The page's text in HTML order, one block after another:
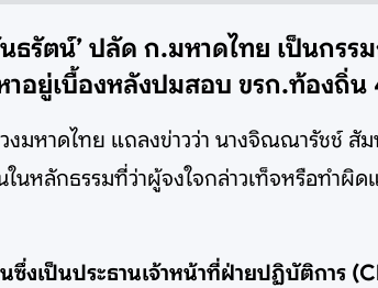
ธรัตน์’ ปลัด ก.มหาดไทย เป็นกร
อยู่เบื้องหลังปมสอบ ขรก.ท้องถิ่น
หาดไทย แถลงข่าวว่า นางจิณณารัชช์ สัม
หลักธรรมที่ว่าผู้จงใจกล่าวเท็จหรือทำผิ
ซึ่งเป็นประธานเจ้าหน้าที่ฝ่ายปฏิบัติกา